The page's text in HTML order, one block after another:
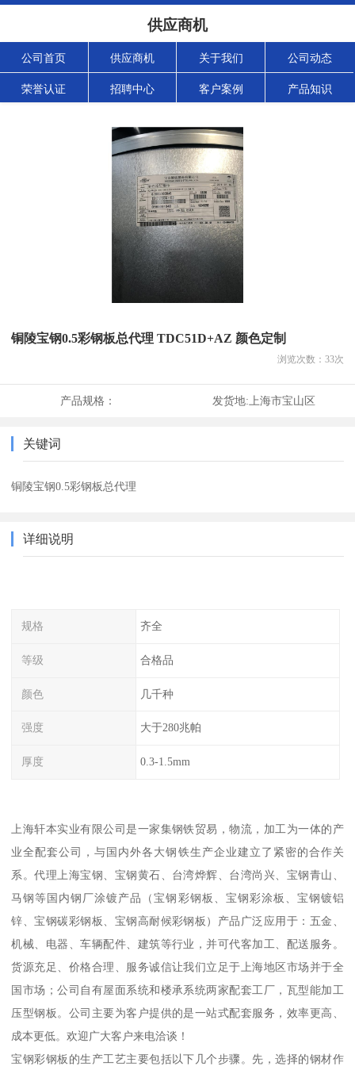
供应商机
公司首页 供应商机 关于我们 公司动态
荣誉认证 招聘中心 客户案例 产品知识
铜陵宝钢0.5彩钢板总代理 TDC51D+AZ 颜色定制
浏览次数： 33次
产品规格： 发货地: 上海市宝山区
关键词
铜陵宝钢0.5彩钢板总代理
详细说明
规格 齐全
等级 合格品
颜色 几千种
强度 大于280兆帕
厚度 0.3-1.5mm
上海轩本实业有限公司是一家集钢铁贸易，物流，加工为一体的产
业全配套公司，与国内外各大钢铁生产企业建立了紧密的合作关
系。代理上海宝钢、宝钢黄石、台湾烨辉、台湾尚兴、宝钢青山、
马钢等国内钢厂涂镀产品（宝钢彩钢板、宝钢彩涂板、宝钢镀铝
锌、宝钢碳彩钢板、宝钢高耐候彩钢板）产品广泛应用于：五金、
机械、电器、车辆配件、建筑等行业，并可代客加工、配送服务。
货源充足、价格合理、服务诚信让我们立足于上海地区市场并于全
国市场；公司自有屋面系统和楼承系统两家配套工厂，瓦型能加工
压型钢板。公司主要为客户提供的是一站式配套服务，效率更高、
成本更低。欢迎广大客户来电洽谈！
宝钢彩钢板的生产工艺主要包括以下几个步骤。先，选择的钢材作